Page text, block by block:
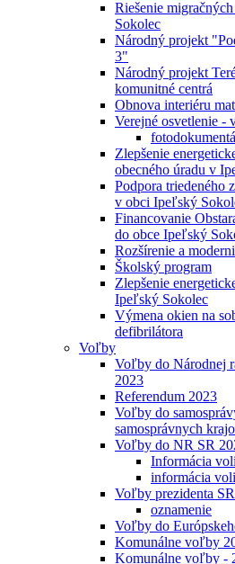
Riešenie
Sokolec
Národný projekt
3"
Národný projekt
komunitné centrá
Obnova interiéru
Verejné osvetlenie -
Zlepšenie
obecného úradu v
Podpora triedeného
v obci Ipeľský
Financovanie
do obce Ipeľský
Rozšírenie a
Školský program
Zlepšenie
Ipeľský Sokolec
Výmena okien na
defibrilátora
Voľby
Voľby do Národnej
2023
Referendum 2023
Voľby do
samosprávnych
Voľby do NR SR
Informácia
informácia
Voľby prezidenta
oznamenie
Voľby do
Komunálne voľby
Komunálne voľby -